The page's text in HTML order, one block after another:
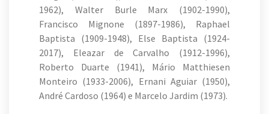
1962), Walter Burle Marx (1902-1990),
Francisco Mignone (1897-1986), Raphael
Baptista (1909-1948), Else Baptista (1924-
2017), Eleazar de Carvalho (1912-1996),
Roberto Duarte (1941), Mário Matthiesen
Monteiro (1933-2006), Ernani Aguiar (1950),
André Cardoso (1964) e Marcelo Jardim (1973).